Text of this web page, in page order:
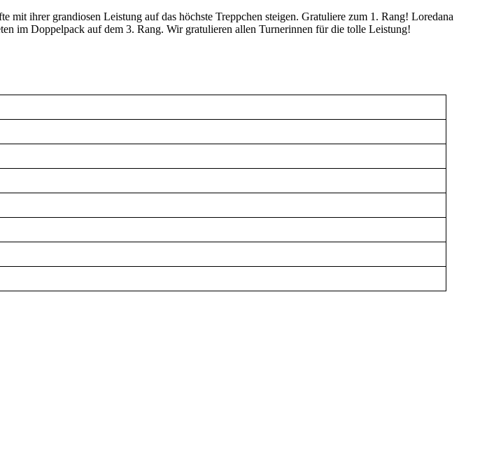
ihrer grandiosen Leistung auf das höchste Treppchen steigen. Gratuliere zum 1. Rang! Loredana
im Doppelpack auf dem 3. Rang. Wir gratulieren allen Turnerinnen für die tolle Leistung!